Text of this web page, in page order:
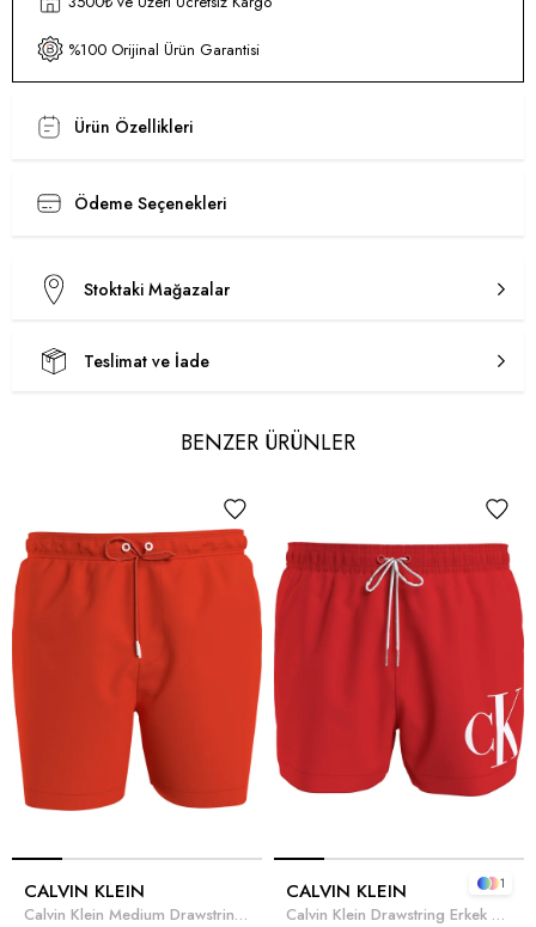
%100 Orijinal Ürün Garantisi
Ürün Özellikleri
Ödeme Seçenekleri
Stoktaki Mağazalar
Teslimat ve İade
BENZER ÜRÜNLER
CALVIN KLEIN
Calvin Klein Medium Drawstring Erkek Şort Mayo
CALVIN KLEIN
Calvin Klein Drawstring Erkek Şort Mayo
1